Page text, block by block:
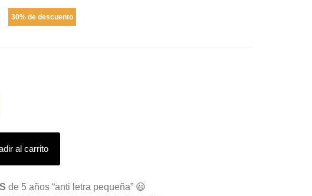
30% de descuento
al carrito
de 5 años “anti letra pequeña” 😃